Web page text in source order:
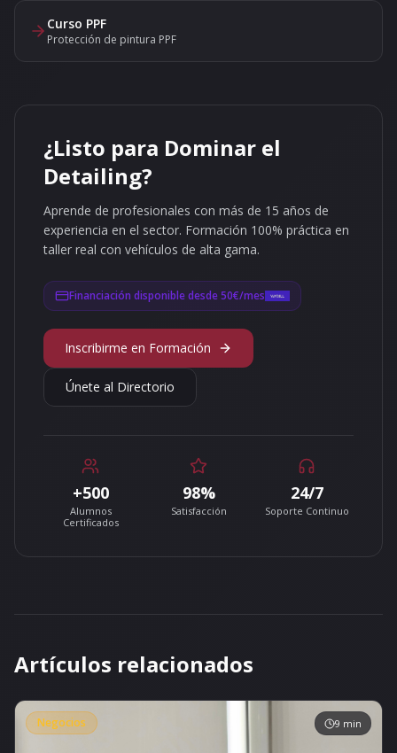
Curso PPF
Protección de pintura PPF
¿Listo para Dominar el
Detailing?
Aprende de profesionales con más de 15 años de
experiencia en el sector. Formación 100% práctica en
taller real con vehículos de alta gama.
Financiación disponible desde 50€/mes
Inscribirme en Formación
Únete al Directorio
+500
Alumnos
Certificados
98%
Satisfacción
24/7
Soporte Continuo
Artículos relacionados
Negocios 9 min